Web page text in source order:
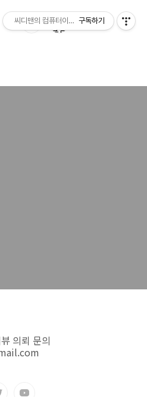
의뢰 문의
씨디맨의 컴퓨터이야기구독하기